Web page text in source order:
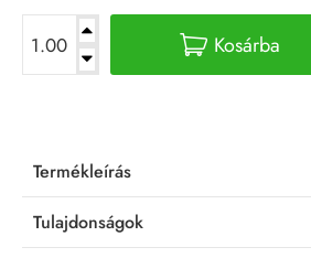
Kosárba
Termékleírás
Tulajdonságok